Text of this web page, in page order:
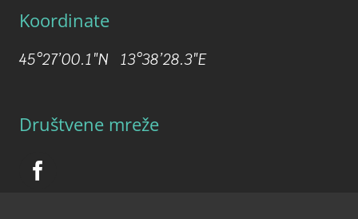
Koordinate
45°27’00.1″N 13°38’28.3″E
Društvene mreže